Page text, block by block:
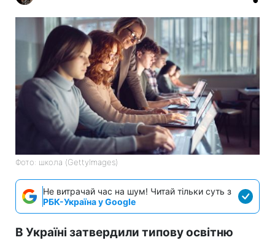
Фото: школа (GettyImages)
Не витрачай час на шум! Читай тільки суть з
РБК-Україна у Google
В Україні затвердили типову освітню